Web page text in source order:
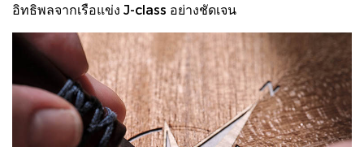
อิทธิพลจากเรือแข่ง J-class อย่างชัดเจน